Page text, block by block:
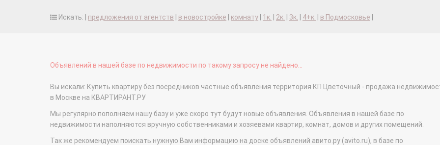
Искать: | предложения от агентств в новостройке комнату 1к. 2к. 3к. 4+к. в Подмосковье
Объявлений в нашей базе по недвижимости по такому запросу не найдено...
Вы искали: Купить квартиру без посредников частные объявления территория КП Цветочный - продажа
в Москве на КВАРТИРАНТ.РУ
Мы регулярно пополняем нашу базу и уже скоро тут будут новые объявления. Объявления в нашей базе по
недвижимости наполняются вручную собственниками и хозяевами квартир, комнат, домов и других помещений.
Так же рекомендуем поискать нужную Вам информацию на доске объявлений авито.ру (avito.ru), в базе по